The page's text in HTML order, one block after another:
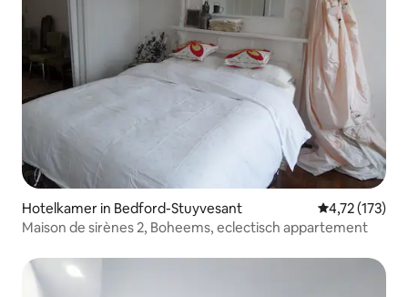
Hotelkamer in Bedford-Stuyvesant Gemiddelde
4,72 (173)
Maison de sirènes 2, Boheems, eclectisch appartement